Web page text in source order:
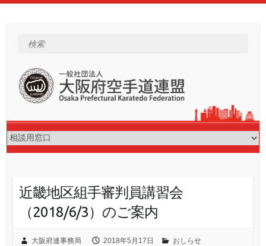
検索
近畿地区組手審判員講習会
（2018/6/3）のご案内
大阪府連事務局 2018年5月17日 おしらせ